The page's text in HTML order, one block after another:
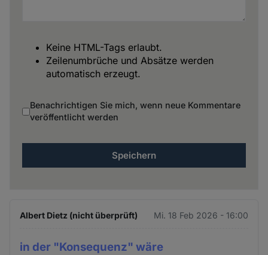
Keine HTML-Tags erlaubt.
Zeilenumbrüche und Absätze werden
automatisch erzeugt.
Benachrichtigen Sie mich, wenn neue Kommentare
veröffentlicht werden
Albert Dietz (nicht überprüft) Mi. 18 Feb 2026 - 16:00
in der "Konsequenz" wäre